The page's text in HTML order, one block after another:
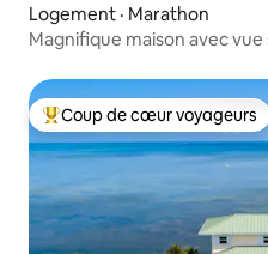
Logement · Marathon
Magnifique maison avec vue
Coup de cœur voyageurs
Coup de cœur voyageurs